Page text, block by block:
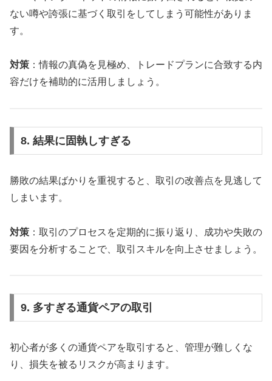
ない噂や誇張に基づく取引をしてしまう可能性がありま
す。
対策 ：情報の真偽を見極め、トレードプランに合致する内
容だけを補助的に活用しましょう。
8. 結果に固執しすぎる
勝敗の結果ばかりを重視すると、取引の改善点を見逃して
しまいます。
対策 ：取引のプロセスを定期的に振り返り、成功や失敗の
要因を分析することで、取引スキルを向上させましょう。
9. 多すぎる通貨ペアの取引
初心者が多くの通貨ペアを取引すると、管理が難しくな
り、損失を被るリスクが高まります。